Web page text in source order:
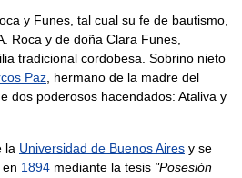
y Funes, tal cual su fe de bautismo,
Roca y de doña Clara Funes,
tradicional cordobesa. Sobrino nieto
Paz , hermano de la madre del
dos poderosos hacendados: Ataliva y
la Universidad de Buenos Aires y se
1894 mediante la tesis "Posesión